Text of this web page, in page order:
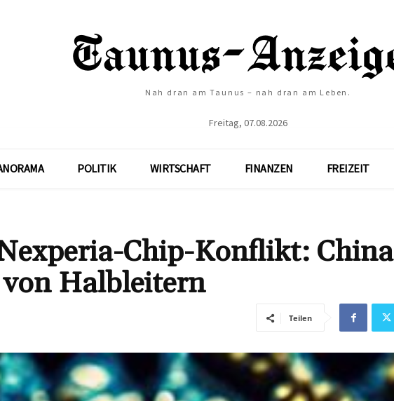
Nah dran am Taunus – nah dran am Leben.
Freitag, 07.08.2026
POLITIK WIRTSCHAFT FINANZEN FREIZEIT
Chip-Konflikt: China
Halbleitern
Teilen